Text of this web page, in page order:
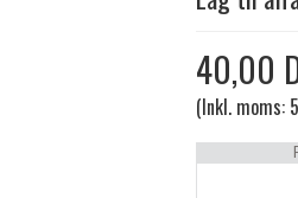
40,00
(Inkl. moms: